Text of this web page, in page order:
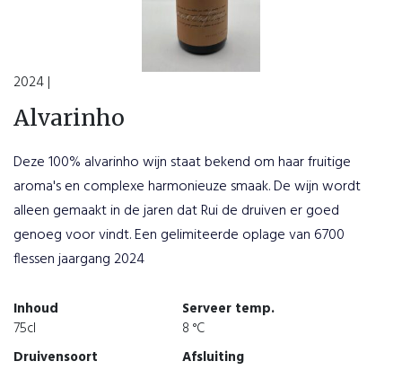
2024 |
Alvarinho
Deze 100% alvarinho wijn staat bekend om haar fruitige
aroma's en complexe harmonieuze smaak. De wijn wordt
alleen gemaakt in de jaren dat Rui de druiven er goed
genoeg voor vindt. Een gelimiteerde oplage van 6700
flessen jaargang 2024
Inhoud
75cl
Serveer temp.
8 °C
Druivensoort
Afsluiting